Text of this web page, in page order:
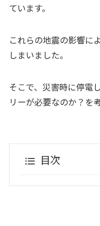
ています。
これらの地震の影響に
しまいました。
そこで、災害時に停電
リーが必要なのか？を
目次